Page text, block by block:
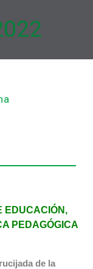
EDUCACIÓN,
PEDAGÓGICA
de la